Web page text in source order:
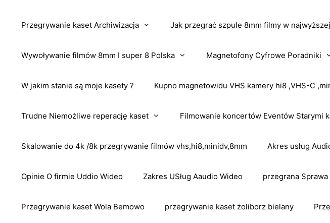
Przegrywanie kaset Archiwizacja Jak przegrać szpule 8mm filmy w
Wywoływanie filmów 8mm I super 8 Polska Magnetofony Cyfrowe Poradniki
W jakim stanie są moje kasety ? Kupno magnetowidu VHS kamery hi8 ,VHS-C
Trudne Niemożliwe reperację kaset Filmowanie koncertów Eventów Starymi
Skalowanie do 4k /8k przegrywanie filmów vhs,hi8,minidv,8mm Akres usług
Opinie O firmie Uddio Wideo Zakres USług Aaudio Wideo przegrana Sprawa
Przegrywanie kaset Wola Bemowo przegrywanie kaset żoliborz bielany